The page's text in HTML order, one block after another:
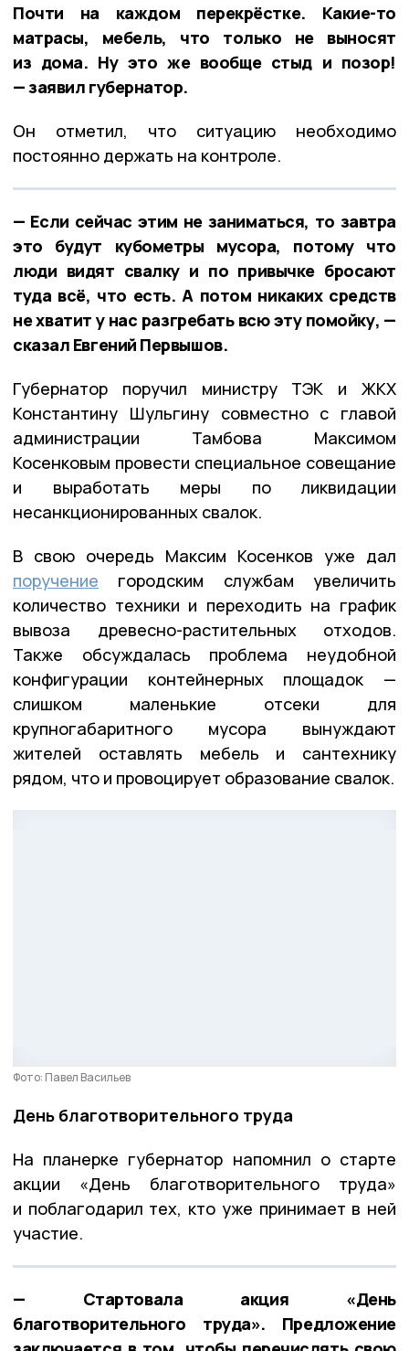
Почти на каждом перекрёстке. Какие-то
матрасы, мебель, что только не выносят
из дома. Ну это же вообще стыд и позор!
— заявил губернатор.
Он отметил, что ситуацию необходимо
постоянно держать на контроле.
— Если сейчас этим не заниматься, то завтра
это будут кубометры мусора, потому что
люди видят свалку и по привычке бросают
туда всё, что есть. А потом никаких средств
не хватит у нас разгребать всю эту помойку, —
сказал Евгений Первышов.
Губернатор поручил министру ТЭК и ЖКХ
Константину Шульгину совместно с главой
администрации Тамбова Максимом
Косенковым провести специальное совещание
и выработать меры по ликвидации
несанкционированных свалок.
В свою очередь Максим Косенков уже дал
поручение городским службам увеличить
количество техники и переходить на график
вывоза древесно-растительных отходов.
Также обсуждалась проблема неудобной
конфигурации контейнерных площадок —
слишком маленькие отсеки для
крупногабаритного мусора вынуждают
жителей оставлять мебель и сантехнику
рядом, что и провоцирует образование свалок.
Фото: Павел Васильев
День благотворительного труда
На планерке губернатор напомнил о старте
акции «День благотворительного труда»
и поблагодарил тех, кто уже принимает в ней
участие.
— Стартовала акция «День
благотворительного труда». Предложение